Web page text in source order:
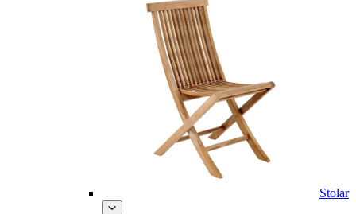
Stolar